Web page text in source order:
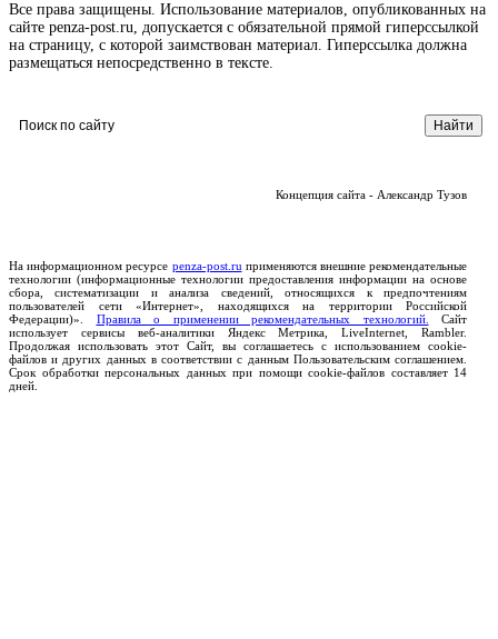
Все права защищены. Использование материалов, опубликованных на
сайте penza-post.ru, допускается с обязательной прямой гиперссылкой
на страницу, с которой заимствован материал. Гиперссылка должна
размещаться непосредственно в тексте.
Концепция сайта - Александр Тузов
На информационном ресурсе penza-post.ru применяются внешние рекомендательные
технологии (информационные технологии предоставления информации на основе
сбора, систематизации и анализа сведений, относящихся к предпочтениям
пользователей сети «Интернет», находящихся на территории Российской
Федерации)». Правила о применении рекомендательных технологий.
Сайт
использует сервисы веб-аналитики Яндекс Метрика, LiveInternet, Rambler.
Продолжая использовать этот Сайт, вы соглашаетесь с использованием cookie-
файлов и других данных в соответствии с данным Пользовательским соглашением.
Срок обработки персональных данных при помощи cookie-файлов составляет 14
дней.